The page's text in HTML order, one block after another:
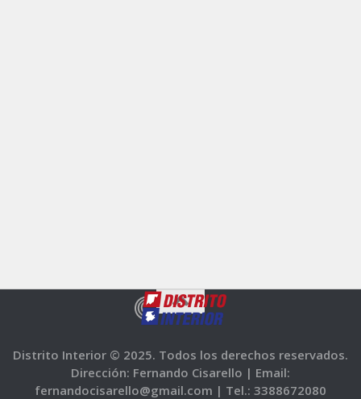
Distrito Interior © 2025. Todos los derechos reservados.
Dirección: Fernando Cisarello | Email:
fernandocisarello@gmail.com | Tel.: 3388672080